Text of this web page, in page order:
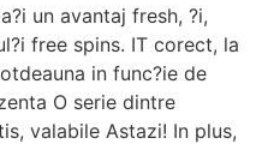
un avantaj fresh, ?i,
free spins. IT corect, la
in func?ie de
O serie dintre
valabile Astazi! In plus,